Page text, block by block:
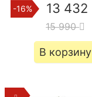
-16% 13 432
15 990
В корзину